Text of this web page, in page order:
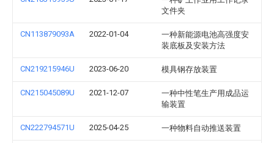
文件夹
CN113879093A 2022-01-04
一种新能源电池高强度安
装底板及安装方法
CN219215946U 2023-06-20 模具钢存放装置
CN215045089U 2021-12-07
一种中性笔生产用成品运
输装置
CN222794571U 2025-04-25 一种物料自动推送装置